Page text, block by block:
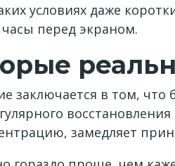
условиях даже
перед экраном.
заключается в том,
замедляет